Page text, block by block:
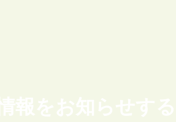
報をお知らせす